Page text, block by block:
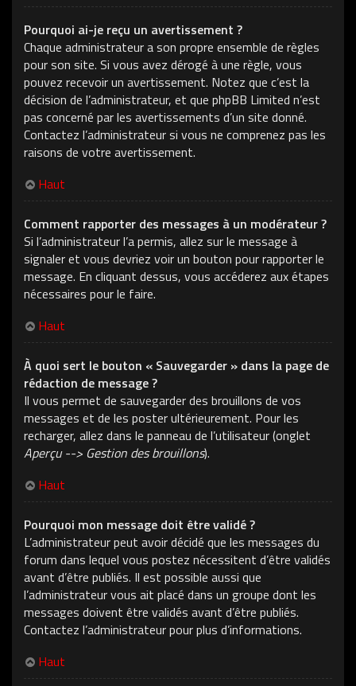
Pourquoi ai-je reçu un avertissement ?
Chaque administrateur a son propre ensemble de règles
pour son site. Si vous avez dérogé à une règle, vous
pouvez recevoir un avertissement. Notez que c’est la
décision de l’administrateur, et que phpBB Limited n’est
pas concerné par les avertissements d’un site donné.
Contactez l’administrateur si vous ne comprenez pas les
raisons de votre avertissement.
Haut
Comment rapporter des messages à un modérateur ?
Si l’administrateur l’a permis, allez sur le message à
signaler et vous devriez voir un bouton pour rapporter le
message. En cliquant dessus, vous accéderez aux étapes
nécessaires pour le faire.
Haut
À quoi sert le bouton « Sauvegarder » dans la page de
rédaction de message ?
Il vous permet de sauvegarder des brouillons de vos
messages et de les poster ultérieurement. Pour les
recharger, allez dans le panneau de l’utilisateur (onglet
Aperçu --> Gestion des brouillons).
Haut
Pourquoi mon message doit être validé ?
L’administrateur peut avoir décidé que les messages du
forum dans lequel vous postez nécessitent d’être validés
avant d’être publiés. Il est possible aussi que
l’administrateur vous ait placé dans un groupe dont les
messages doivent être validés avant d’être publiés.
Contactez l’administrateur pour plus d’informations.
Haut